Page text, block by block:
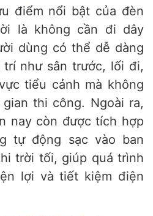
điểm nổi bật của đèn
là không cần đi dây
dùng có thể dễ dàng
như sân trước, lối đi,
tiểu cảnh mà không
thi công. Ngoài ra,
nay còn được tích hợp
tự động sạc vào ban
trời tối, giúp quá trình
lợi và tiết kiệm điện